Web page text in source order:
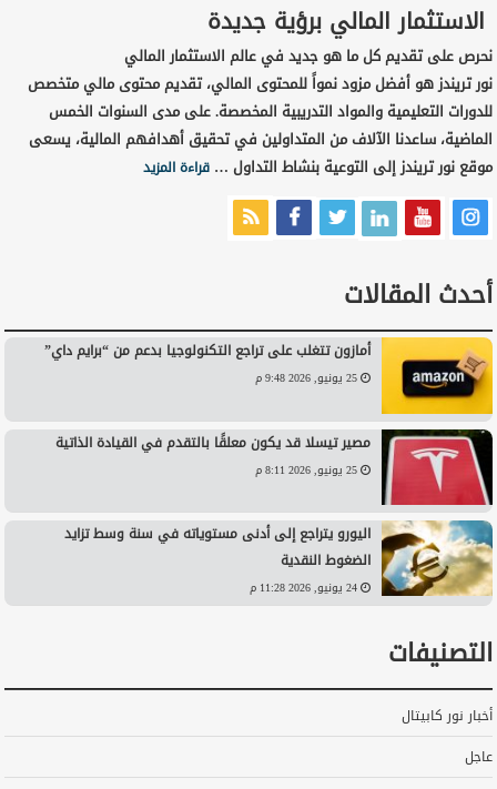
الاستثمار المالي برؤية جديدة
نحرص على تقديم كل ما هو جديد في عالم الاستثمار المالي
نور تريندز هو أفضل مزود نمواً للمحتوى المالي، تقديم محتوى مالي متخصص
للدورات التعليمية والمواد التدريبية المخصصة. على مدى السنوات الخمس
الماضية، ساعدنا الآلاف من المتداولين في تحقيق أهدافهم المالية، يسعى
موقع نور تريندز إلى التوعية بنشاط التداول …قراءة المزيد
أحدث المقالات
أمازون تتغلب على تراجع التكنولوجيا بدعم من “برايم داي”
25 يونيو, 2026 9:48 م
مصير تيسلا قد يكون معلقًا بالتقدم في القيادة الذاتية
25 يونيو, 2026 8:11 م
اليورو يتراجع إلى أدنى مستوياته في سنة وسط تزايد
الضغوط النقدية
24 يونيو, 2026 11:28 م
التصنيفات
أخبار نور كابيتال
عاجل